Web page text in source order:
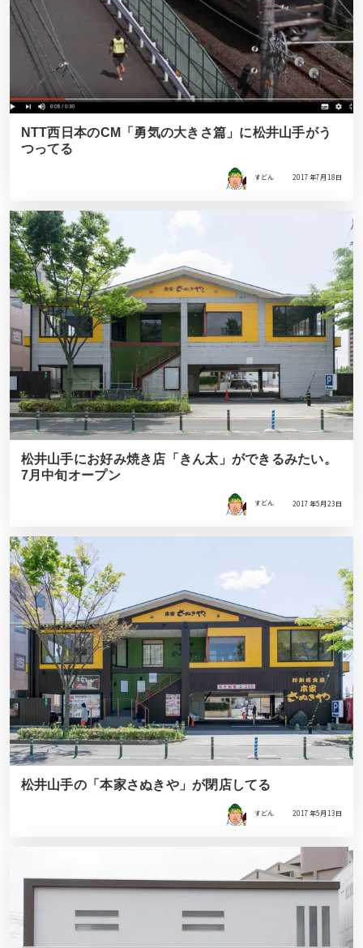
NTT西日本のCM「勇気の大きさ篇」に松井山手がう
つってる
すどん 2017年7月18日
松井山手にお好み焼き店「きん太」ができるみたい。
7月中旬オープン
すどん 2017年5月23日
松井山手の「本家さぬきや」が閉店してる
すどん 2017年5月13日